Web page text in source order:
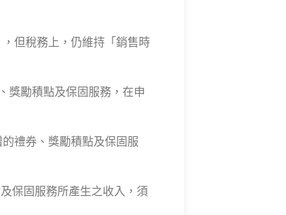
但稅務上，仍維持「銷售時
獎勵積點及保固服務，在申
禮券、獎勵積點及保固服
保固服務所產生之收入，須